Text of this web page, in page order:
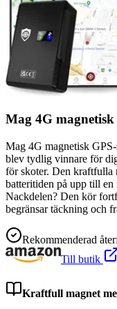
Mag 4G
Mag 4G magnetisk
blev tydlig vinnare för
för skoter. Den kraftfulla
batteritiden på upp till en
Nackdelen? Den kör
begränsar täckning och
Rekommenderad
Till butik
Kraftfull magnet